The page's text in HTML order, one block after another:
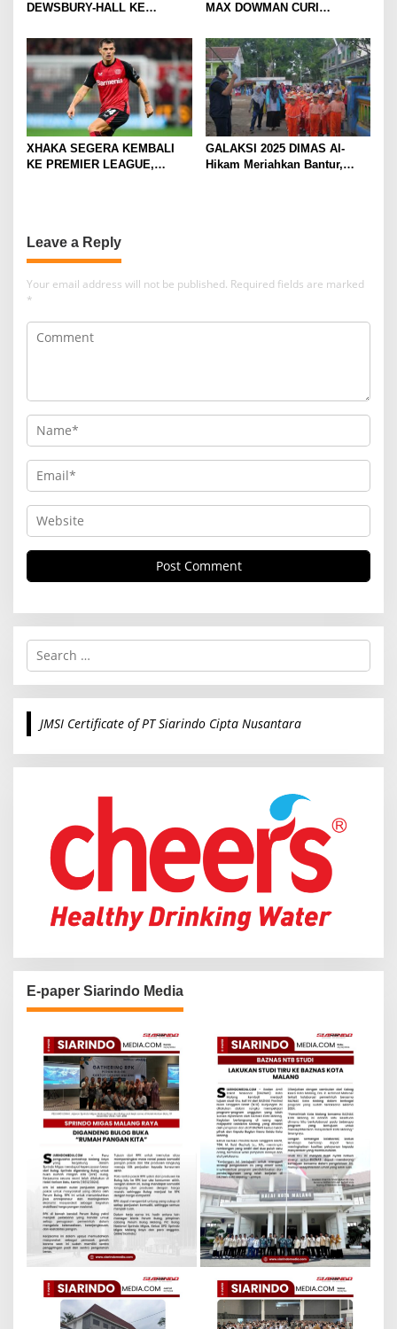
DEWSBURY-HALL KE
SANG GELANDANG DIMULAI
MAX DOWMAN CURI
PRAMUSIM ASIA
XHAKA SEGERA KEMBALI
KE PREMIER LEAGUE,
GALAKSI 2025 DIMAS Al-
Hikam Meriahkan Bantur,
Leave a Reply
Your email address will not be published. Required fields are marked
*
S
r
c
o
JMSI Certificate of PT Siarindo Cipta Nusantara
E-paper Siarindo Media